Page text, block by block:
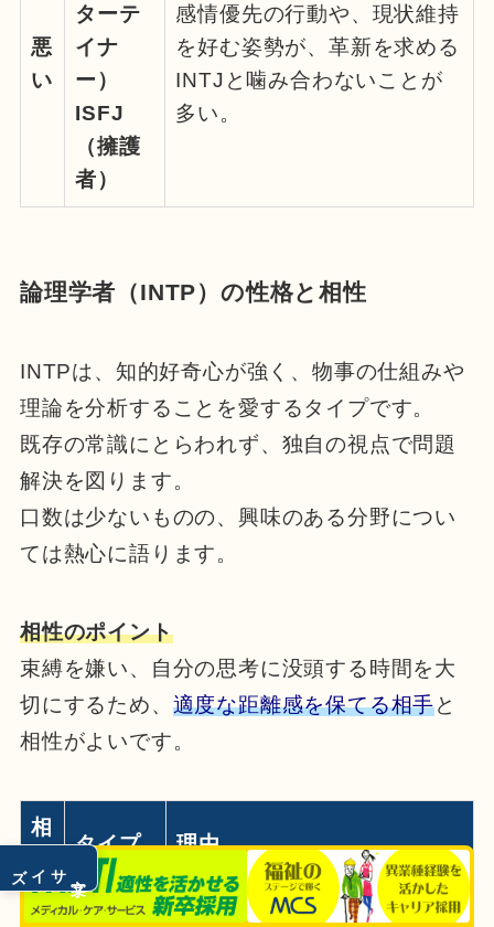
サイズ
悪
い
ターテ
イナ
ー）
ISFJ
（擁護
者）
感情優先の行動や、現状維持
を好む姿勢が、革新を求める
INTJと噛み合わないことが
多い。
論理学者（INTP）の性格と相性
INTPは、知的好奇心が強く、物事の仕組みや
理論を分析することを愛するタイプです。
既存の常識にとらわれず、独自の視点で問題
解決を図ります。
口数は少ないものの、興味のある分野につい
ては熱心に語ります。
相性のポイント
束縛を嫌い、自分の思考に没頭する時間を大
切にするため、 適度な距離感を保てる相手と
相性がよいです。
相
タイプ 理由
ENTP